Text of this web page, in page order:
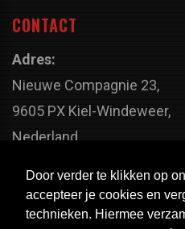
Door verder te klikken op
accepteer je cookies en
technieken. Hiermee
CONTACT
Adres:
Nieuwe Compagnie 23,
9605 PX Kiel-Windeweer,
Nederland
+31 598 - 320 402
Telefoonnummer: